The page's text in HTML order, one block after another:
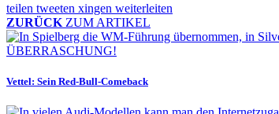
teilen tweeten xingen weiterleiten
ZURÜCK ZUM ARTIKEL
ÜBERRASCHUNG!
Vettel: Sein Red-Bull-Comeback